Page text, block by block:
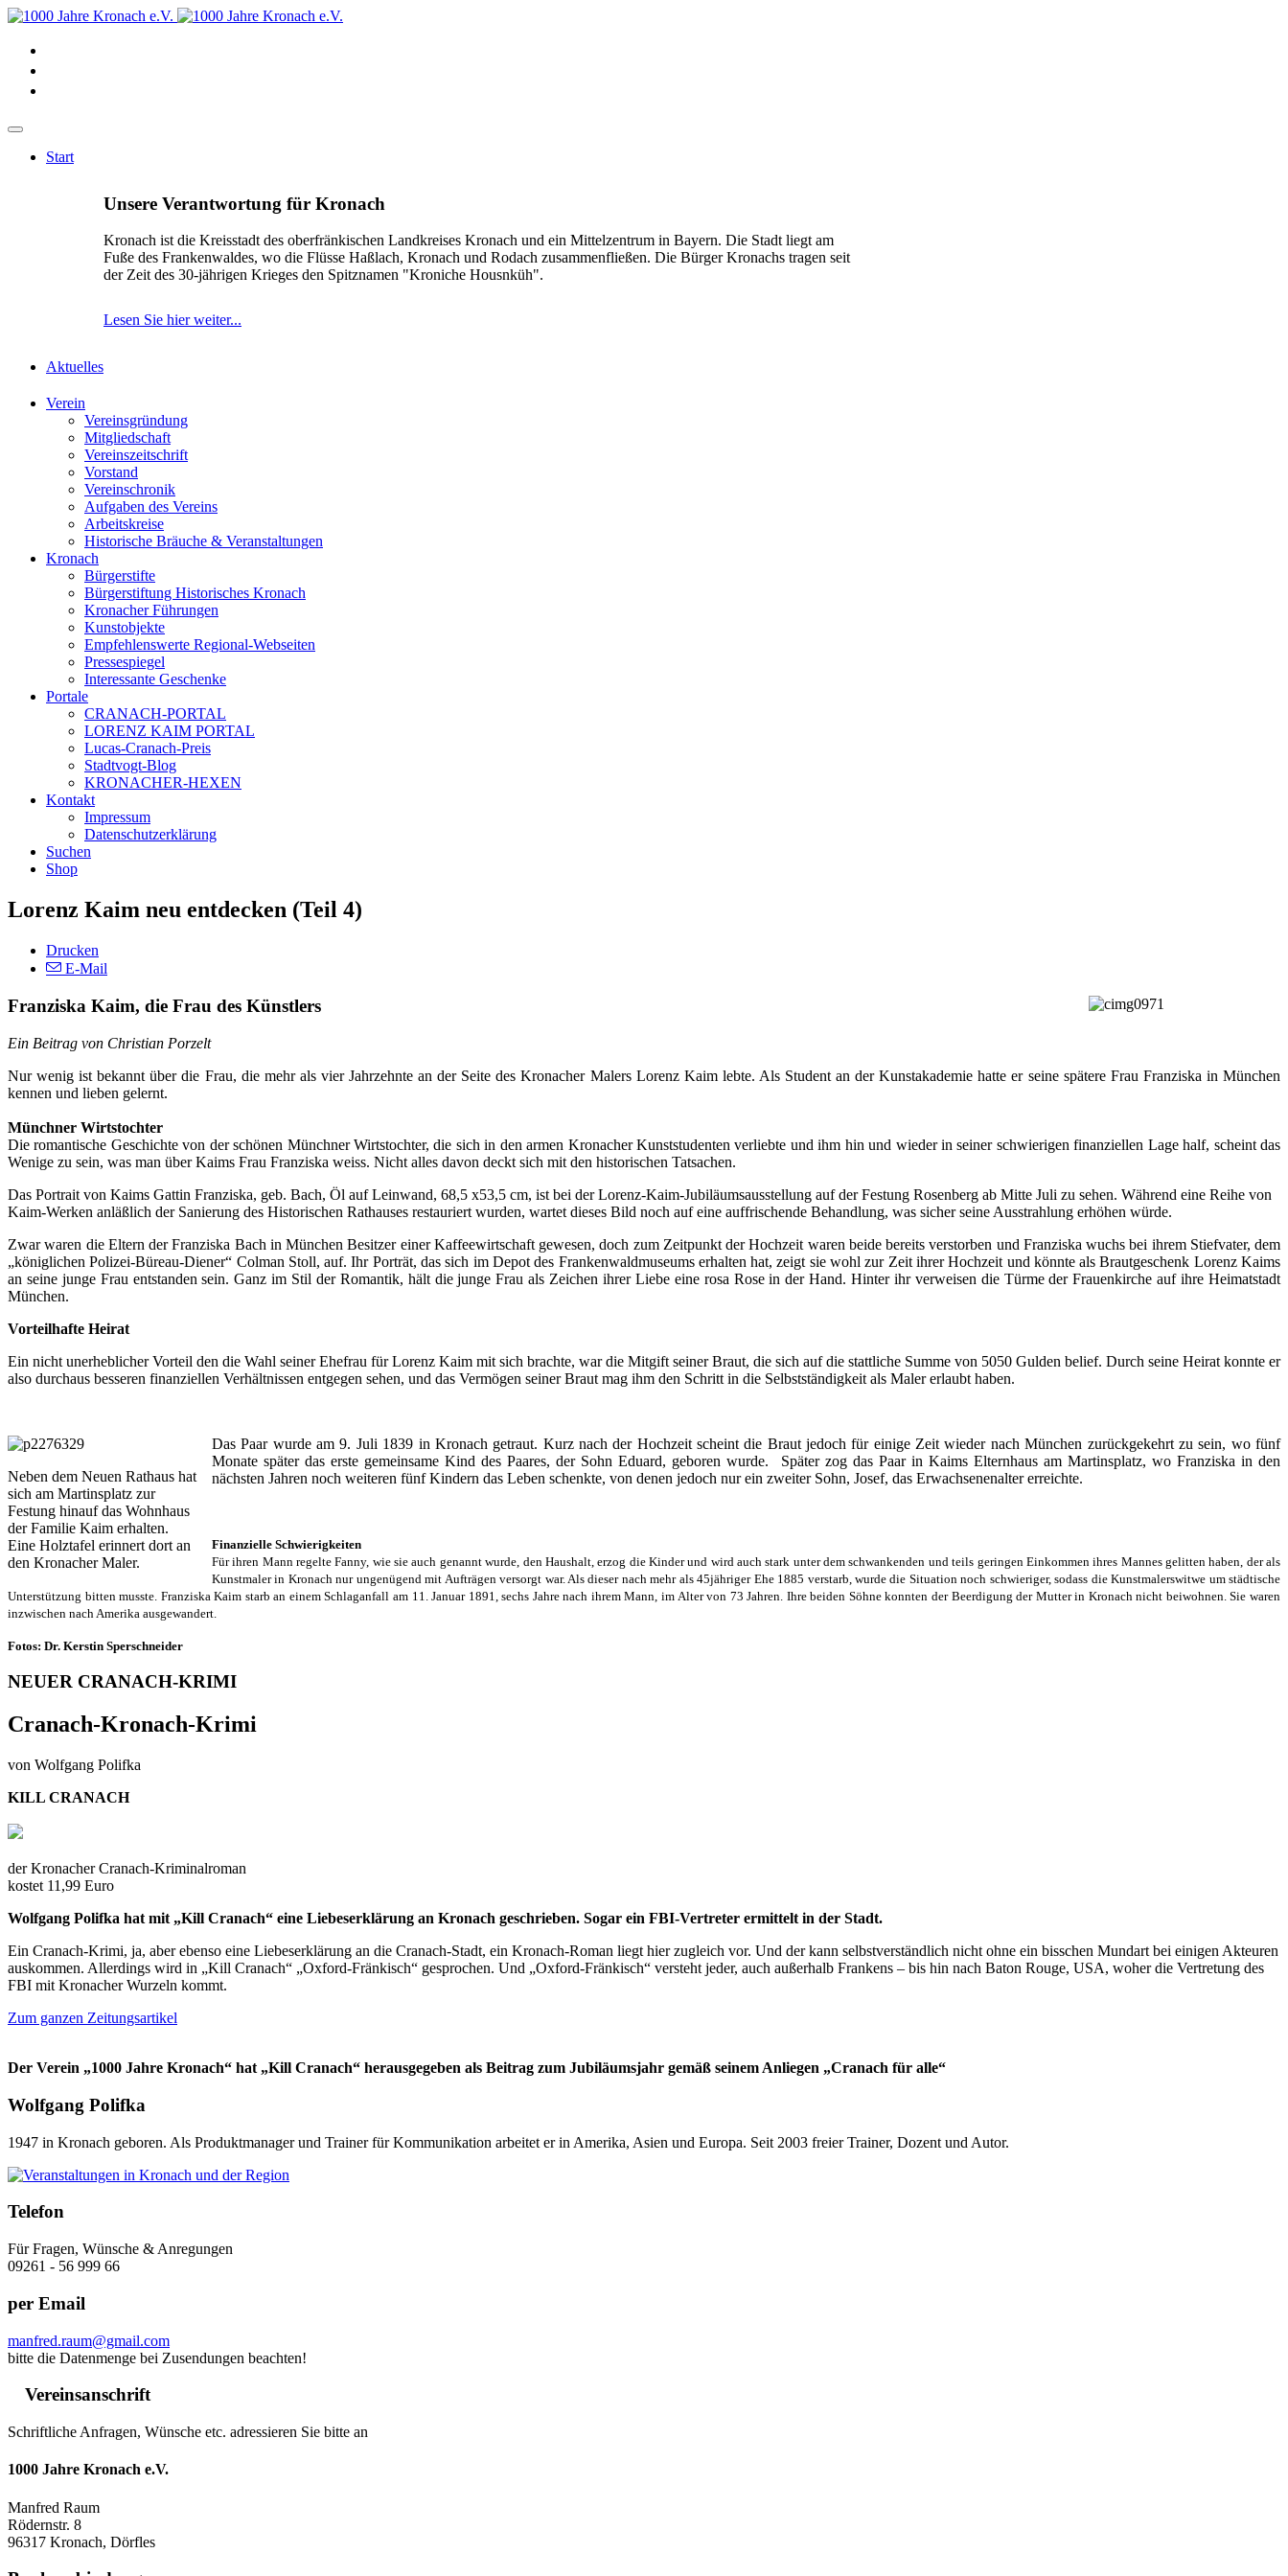
Start
Unsere Verantwortung für Kronach
Kronach ist die Kreisstadt des oberfränkischen Landkreises Kronach und ein Mittelzentrum in Bayern. Die Stadt liegt am
Fuße des Frankenwaldes, wo die Flüsse Haßlach, Kronach und Rodach zusammenfließen. Die Bürger Kronachs tragen seit
der Zeit des 30-jährigen Krieges den Spitznamen "Kroniche Housnküh".
Lesen Sie hier weiter...
Aktuelles
Verein
Vereinsgründung
Mitgliedschaft
Vereinszeitschrift
Vorstand
Vereinschronik
Aufgaben des Vereins
Arbeitskreise
Historische Bräuche & Veranstaltungen
Kronach
Bürgerstifte
Bürgerstiftung Historisches Kronach
Kronacher Führungen
Kunstobjekte
Empfehlenswerte Regional-Webseiten
Pressespiegel
Interessante Geschenke
Portale
CRANACH-PORTAL
LORENZ KAIM PORTAL
Lucas-Cranach-Preis
Stadtvogt-Blog
KRONACHER-HEXEN
Kontakt
Impressum
Datenschutzerklärung
Suchen
Shop
Lorenz Kaim neu entdecken (Teil 4)
Drucken
E-Mail
Franziska Kaim, die Frau des Künstlers
Ein Beitrag von Christian Porzelt
Nur wenig ist bekannt über die Frau, die mehr als vier Jahrzehnte an der Seite des Kronacher Malers Lorenz Kaim lebte. Als Student an der Kunstakademie hatte er seine spätere Frau Franziska in München
kennen und lieben gelernt.
Münchner Wirtstochter
Die romantische Geschichte von der schönen Münchner Wirtstochter, die sich in den armen Kronacher Kunststudenten verliebte und ihm hin und wieder in seiner schwierigen finanziellen Lage half, scheint das
Wenige zu sein, was man über Kaims Frau Franziska weiss. Nicht alles davon deckt sich mit den historischen Tatsachen.
Das Portrait von Kaims Gattin Franziska, geb. Bach, Öl auf Leinwand, 68,5 x53,5 cm, ist bei der Lorenz-Kaim-Jubiläumsausstellung auf der Festung Rosenberg ab Mitte Juli zu sehen. Während eine Reihe von
Kaim-Werken anläßlich der Sanierung des Historischen Rathauses restauriert wurden, wartet dieses Bild noch auf eine auffrischende Behandlung, was sicher seine Ausstrahlung erhöhen würde.
Zwar waren die Eltern der Franziska Bach in München Besitzer einer Kaffeewirtschaft gewesen, doch zum Zeitpunkt der Hochzeit waren beide bereits verstorben und Franziska wuchs bei ihrem Stiefvater, dem
„königlichen Polizei-Büreau-Diener“ Colman Stoll, auf. Ihr Porträt, das sich im Depot des Frankenwaldmuseums erhalten hat, zeigt sie wohl zur Zeit ihrer Hochzeit und könnte als Brautgeschenk Lorenz Kaims
an seine junge Frau entstanden sein. Ganz im Stil der Romantik, hält die junge Frau als Zeichen ihrer Liebe eine rosa Rose in der Hand. Hinter ihr verweisen die Türme der Frauenkirche auf ihre Heimatstadt
München.
Vorteilhafte Heirat
Ein nicht unerheblicher Vorteil den die Wahl seiner Ehefrau für Lorenz Kaim mit sich brachte, war die Mitgift seiner Braut, die sich auf die stattliche Summe von 5050 Gulden belief. Durch seine Heirat konnte er
also durchaus besseren finanziellen Verhältnissen entgegen sehen, und das Vermögen seiner Braut mag ihm den Schritt in die Selbstständigkeit als Maler erlaubt haben.
Neben dem Neuen Rathaus hat
sich am Martinsplatz zur
Festung hinauf das Wohnhaus
der Familie Kaim erhalten.
Eine Holztafel erinnert dort an
den Kronacher Maler.
Das Paar wurde am 9. Juli 1839 in Kronach getraut. Kurz nach der Hochzeit scheint die Braut jedoch für einige Zeit wieder nach München zurückgekehrt zu sein, wo fünf
Monate später das erste gemeinsame Kind des Paares, der Sohn Eduard, geboren wurde. Später zog das Paar in Kaims Elternhaus am Martinsplatz, wo Franziska in den
nächsten Jahren noch weiteren fünf Kindern das Leben schenkte, von denen jedoch nur ein zweiter Sohn, Josef, das Erwachsenenalter erreichte.
Finanzielle Schwierigkeiten
Für ihren Mann regelte Fanny, wie sie auch genannt wurde, den Haushalt, erzog die Kinder und wird auch stark unter dem schwankenden und teils geringen Einkommen ihres Mannes gelitten haben, der als
Kunstmaler in Kronach nur ungenügend mit Aufträgen versorgt war. Als dieser nach mehr als 45jähriger Ehe 1885 verstarb, wurde die Situation noch schwieriger, sodass die Kunstmalerswitwe um städtische
Unterstützung bitten musste. Franziska Kaim starb an einem Schlaganfall am 11. Januar 1891, sechs Jahre nach ihrem Mann, im Alter von 73 Jahren. Ihre beiden Söhne konnten der Beerdigung der Mutter in Kronach nicht beiwohnen. Sie waren
inzwischen nach Amerika ausgewandert.
Fotos: Dr. Kerstin Sperschneider
NEUER CRANACH-KRIMI
Cranach-Kronach-Krimi
von Wolfgang Polifka
KILL CRANACH
der Kronacher Cranach-Kriminalroman
kostet 11,99 Euro
Wolfgang Polifka hat mit „Kill Cranach“ eine Liebeserklärung an Kronach geschrieben. Sogar ein FBI-Vertreter ermittelt in der Stadt.
Ein Cranach-Krimi, ja, aber ebenso eine Liebeserklärung an die Cranach-Stadt, ein Kronach-Roman liegt hier zugleich vor. Und der kann selbstverständlich nicht ohne ein bisschen Mundart bei einigen Akteuren
auskommen. Allerdings wird in „Kill Cranach“ „Oxford-Fränkisch“ gesprochen. Und „Oxford-Fränkisch“ versteht jeder, auch außerhalb Frankens – bis hin nach Baton Rouge, USA, woher die Vertretung des
FBI mit Kronacher Wurzeln kommt.
Zum ganzen Zeitungsartikel
Der Verein „1000 Jahre Kronach“ hat „Kill Cranach“ herausgegeben als Beitrag zum Jubiläumsjahr gemäß seinem Anliegen „Cranach für alle“
Wolfgang Polifka
1947 in Kronach geboren. Als Produktmanager und Trainer für Kommunikation arbeitet er in Amerika, Asien und Europa. Seit 2003 freier Trainer, Dozent und Autor.
Telefon
Für Fragen, Wünsche & Anregungen
09261 - 56 999 66
per Email
manfred.raum@gmail.com
bitte die Datenmenge bei Zusendungen beachten!
Vereinsanschrift
Schriftliche Anfragen, Wünsche etc. adressieren Sie bitte an
1000 Jahre Kronach e.V.
Manfred Raum
Rödernstr. 8
96317 Kronach, Dörfles